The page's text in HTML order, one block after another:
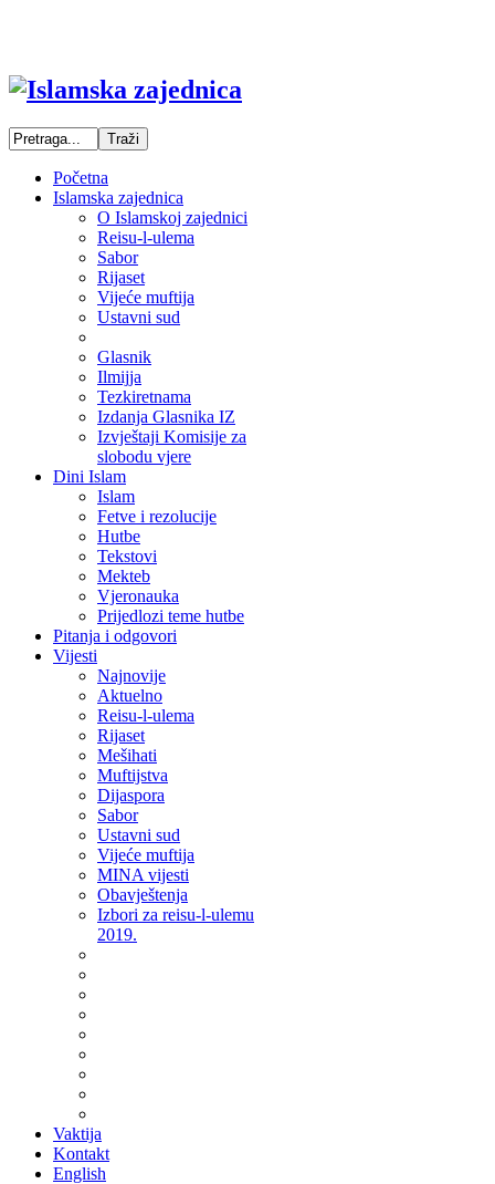
Početna
Islamska zajednica
O Islamskoj zajednici
Reisu-l-ulema
Sabor
Rijaset
Vijeće muftija
Ustavni sud
Glasnik
Ilmijja
Tezkiretnama
Izdanja Glasnika IZ
Izvještaji Komisije za
slobodu vjere
Dini Islam
Islam
Fetve i rezolucije
Hutbe
Tekstovi
Mekteb
Vjeronauka
Prijedlozi teme hutbe
Pitanja i odgovori
Vijesti
Najnovije
Aktuelno
Reisu-l-ulema
Rijaset
Mešihati
Muftijstva
Dijaspora
Sabor
Ustavni sud
Vijeće muftija
MINA vijesti
Obavještenja
Izbori za reisu-l-ulemu
2019.
Vaktija
Kontakt
English